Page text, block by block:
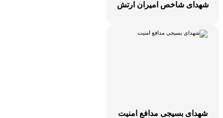
شاخص امیران ارتش
شهدای بسیجی مدافع امنیت